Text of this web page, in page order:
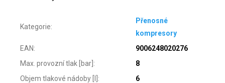
Kategorie:
Přenosné
kompresory
EAN:
9006248020276
Max. provozní tlak [bar]:
8
Objem tlakové nádoby [l]:
6